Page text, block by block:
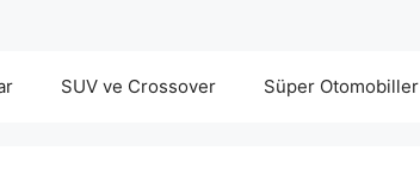
SUV ve Crossover Süper Otomobiller